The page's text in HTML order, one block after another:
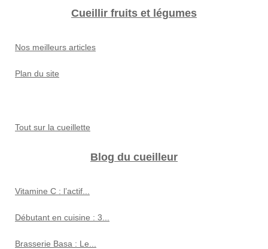
Cueillir fruits et légumes
Nos meilleurs articles
Plan du site
Tout sur la cueillette
Blog du cueilleur
Vitamine C : l’actif...
Débutant en cuisine : 3...
Brasserie Basa : Le...